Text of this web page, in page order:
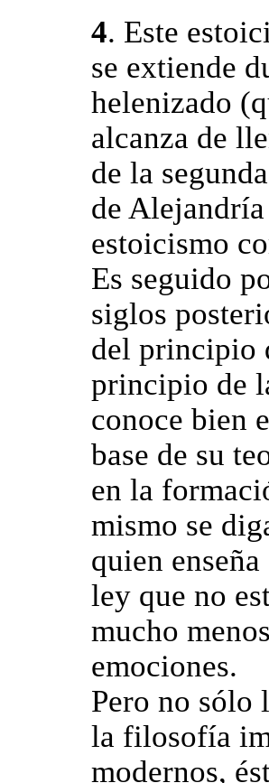
4. Este
se extiende
helenizado
alcanza de
de la
de
estoicismo
Es seguido
siglos
del principio
principio de
conoce bien
base de su
en la
mismo se
quien
ley que no
mucho
emociones.
Pero no sólo
la filosofía
modernos,